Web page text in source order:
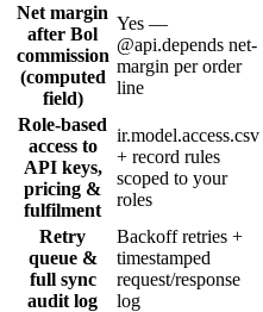
Net margin
after Bol
commission
(computed
field)
Yes —
@api.depends net-
margin per order
line
Role-based
access to
API keys,
pricing &
fulfilment
ir.model.access.csv
+ record rules
scoped to your
roles
Retry
queue &
full sync
audit log
Backoff retries +
timestamped
request/response
log